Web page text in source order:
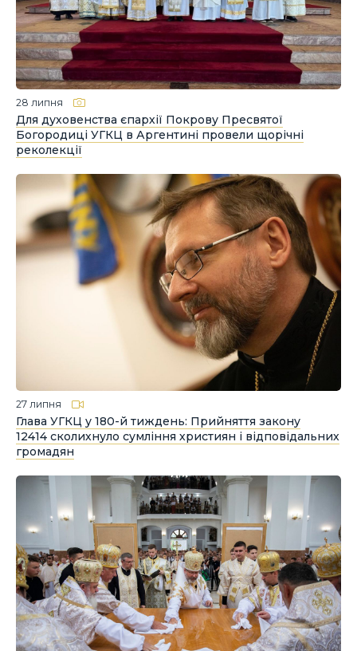
28 липня
Для духовенства єпархії Покрову Пресвятої
Богородиці УГКЦ в Аргентині провели щорічні
реколекції
27 липня
Глава УГКЦ у 180-й тиждень: Прийняття закону
12414 сколихнуло сумління християн і відповідальних
громадян